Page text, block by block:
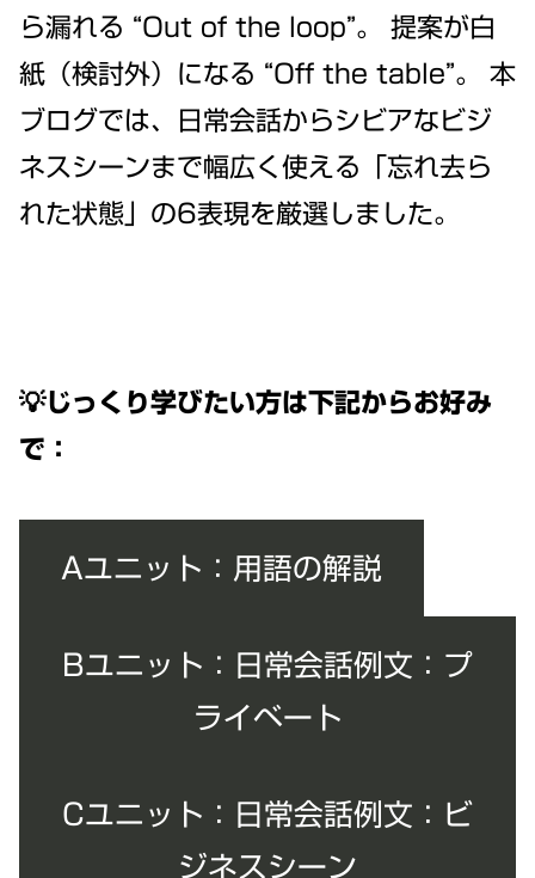
ら漏れる “Out of the loop”。 提案が白
紙（検討外）になる “Off the table”。 本
ブログでは、日常会話からシビアなビジ
ネスシーンまで幅広く使える「忘れ去ら
れた状態」の6表現を厳選しました。
💡じっくり学びたい方は下記からお好み
で：
Aユニット：用語の解説
Bユニット：日常会話例文：プ
ライベート
Cユニット：日常会話例文：ビ
ジネスシーン